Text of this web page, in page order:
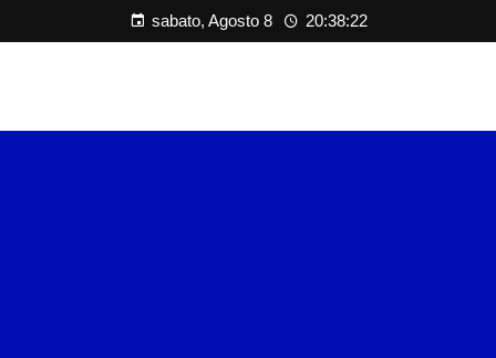
sabato, Agosto 8 20:38:23